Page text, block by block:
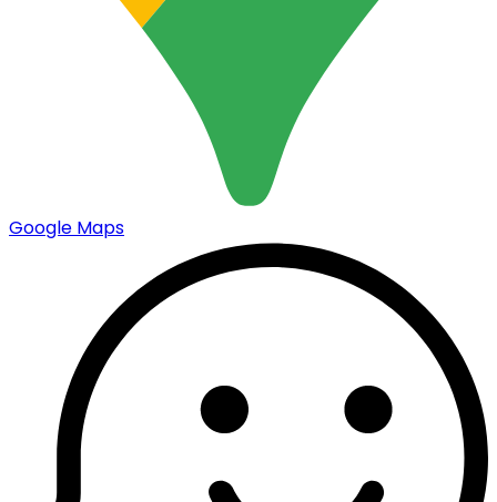
Google Maps